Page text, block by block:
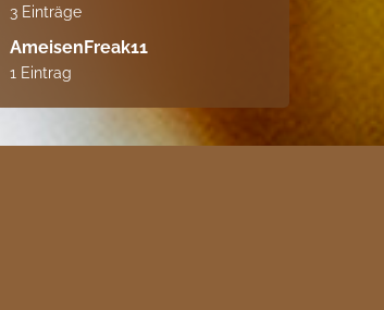
3 Einträge
AmeisenFreak11
1 Eintrag